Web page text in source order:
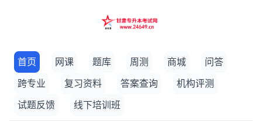
首页 网课 题库 周测 商城
问答
跨专业
复习资料 答案查询
机构评测
试题反馈
线下培训班